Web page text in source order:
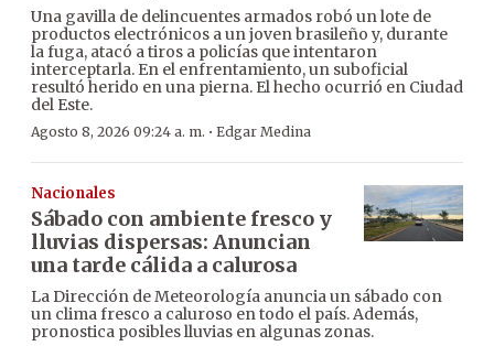
Una gavilla de delincuentes armados robó un lote de
productos electrónicos a un joven brasileño y, durante
la fuga, atacó a tiros a policías que intentaron
interceptarla. En el enfrentamiento, un suboficial
resultó herido en una pierna. El hecho ocurrió en Ciudad
del Este.
Agosto 8, 2026 09:24 a. m. · Edgar Medina
Nacionales
Sábado con ambiente fresco y
lluvias dispersas: Anuncian
una tarde cálida a calurosa
La Dirección de Meteorología anuncia un sábado con
un clima fresco a caluroso en todo el país. Además,
pronostica posibles lluvias en algunas zonas.